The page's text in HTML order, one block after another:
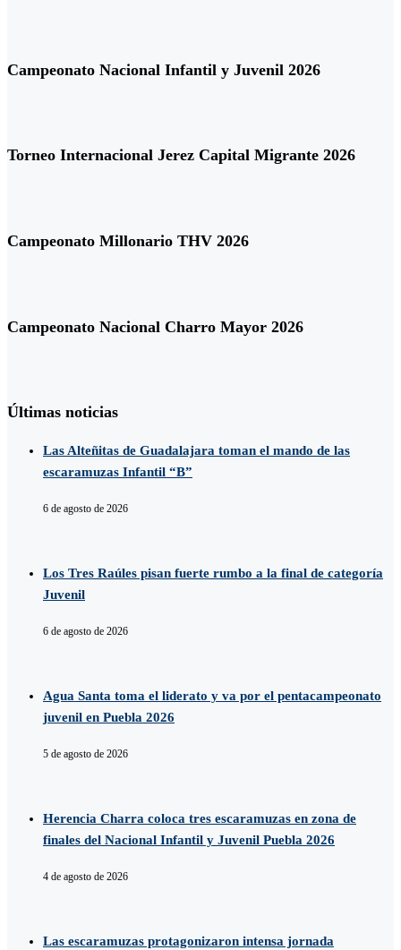
Campeonato Nacional Infantil y Juvenil 2026
Torneo Internacional Jerez Capital Migrante 2026
Campeonato Millonario THV 2026
Campeonato Nacional Charro Mayor 2026
Últimas noticias
Las Alteñitas de Guadalajara toman el mando de las
escaramuzas Infantil “B”
6 de agosto de 2026
Los Tres Raúles pisan fuerte rumbo a la final de categoría
Juvenil
6 de agosto de 2026
Agua Santa toma el liderato y va por el pentacampeonato
juvenil en Puebla 2026
5 de agosto de 2026
Herencia Charra coloca tres escaramuzas en zona de
finales del Nacional Infantil y Juvenil Puebla 2026
4 de agosto de 2026
Las escaramuzas protagonizaron intensa jornada